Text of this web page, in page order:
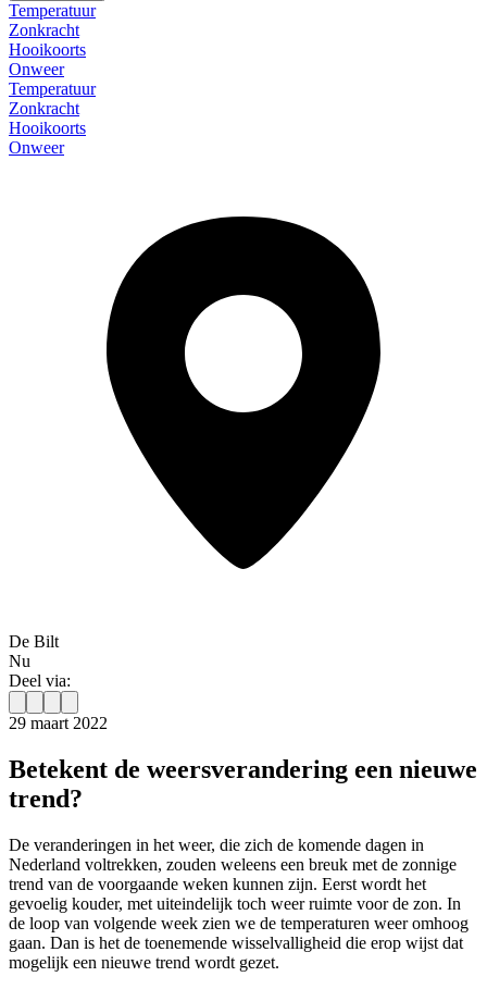
Temperatuur
Zonkracht
Hooikoorts
Onweer
Temperatuur
Zonkracht
Hooikoorts
Onweer
De Bilt
Nu
Deel via:
29 maart 2022
Betekent de weersverandering een nieuwe
trend?
De veranderingen in het weer, die zich de komende dagen in
Nederland voltrekken, zouden weleens een breuk met de zonnige
trend van de voorgaande weken kunnen zijn. Eerst wordt het
gevoelig kouder, met uiteindelijk toch weer ruimte voor de zon. In
de loop van volgende week zien we de temperaturen weer omhoog
gaan. Dan is het de toenemende wisselvalligheid die erop wijst dat
mogelijk een nieuwe trend wordt gezet.